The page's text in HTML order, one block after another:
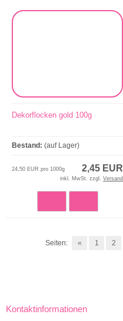
Dekorflocken gold 100g
Bestand: (auf Lager)
2,45 EUR
24,50 EUR pro 1000g
inkl. MwSt. zzgl. Versand
Seiten: « 1 2
Kontaktinformationen